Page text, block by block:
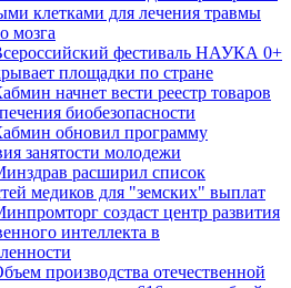
клетками для лечения травмы
мозга
фестиваль НАУКА 0+
площадки по стране
начнет вести реестр товаров
биобезопасности
обновил программу
занятости молодежи
расширил список
медиков для "земских" выплат
создаст центр развития
интеллекта в
производства отечественной